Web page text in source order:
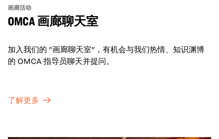
画廊活动
OMCA 画廊聊天室
加入我们的 "画廊聊天室"，有机会与我们热情、知识渊博
的 OMCA 指导员聊天并提问。
了解更多